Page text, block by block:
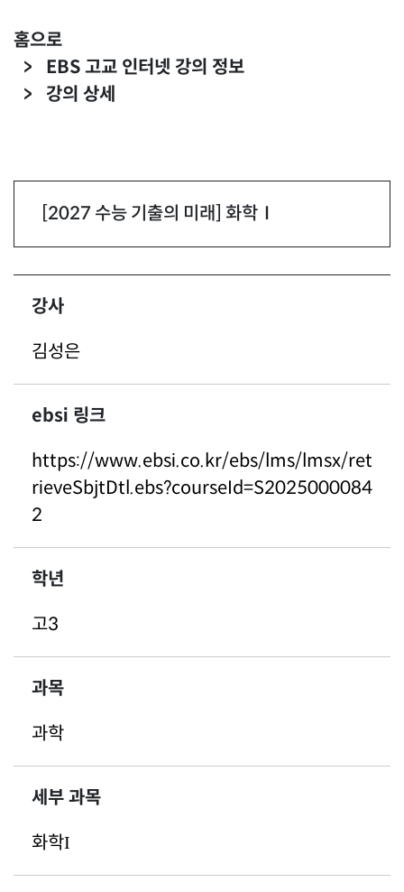
홈으로
EBS 고교 인터넷 강의 정보
강의 상세
건너뛰기
헤드라인
[2027 수능 기출의 미래] 화학Ⅰ
강사
김성은
ebsi 링크
https://www.ebsi.co.kr/ebs/lms/lmsx/ret
rieveSbjtDtl.ebs?courseId=S2025000084
2
학년
고3
과목
과학
세부 과목
화학Ι